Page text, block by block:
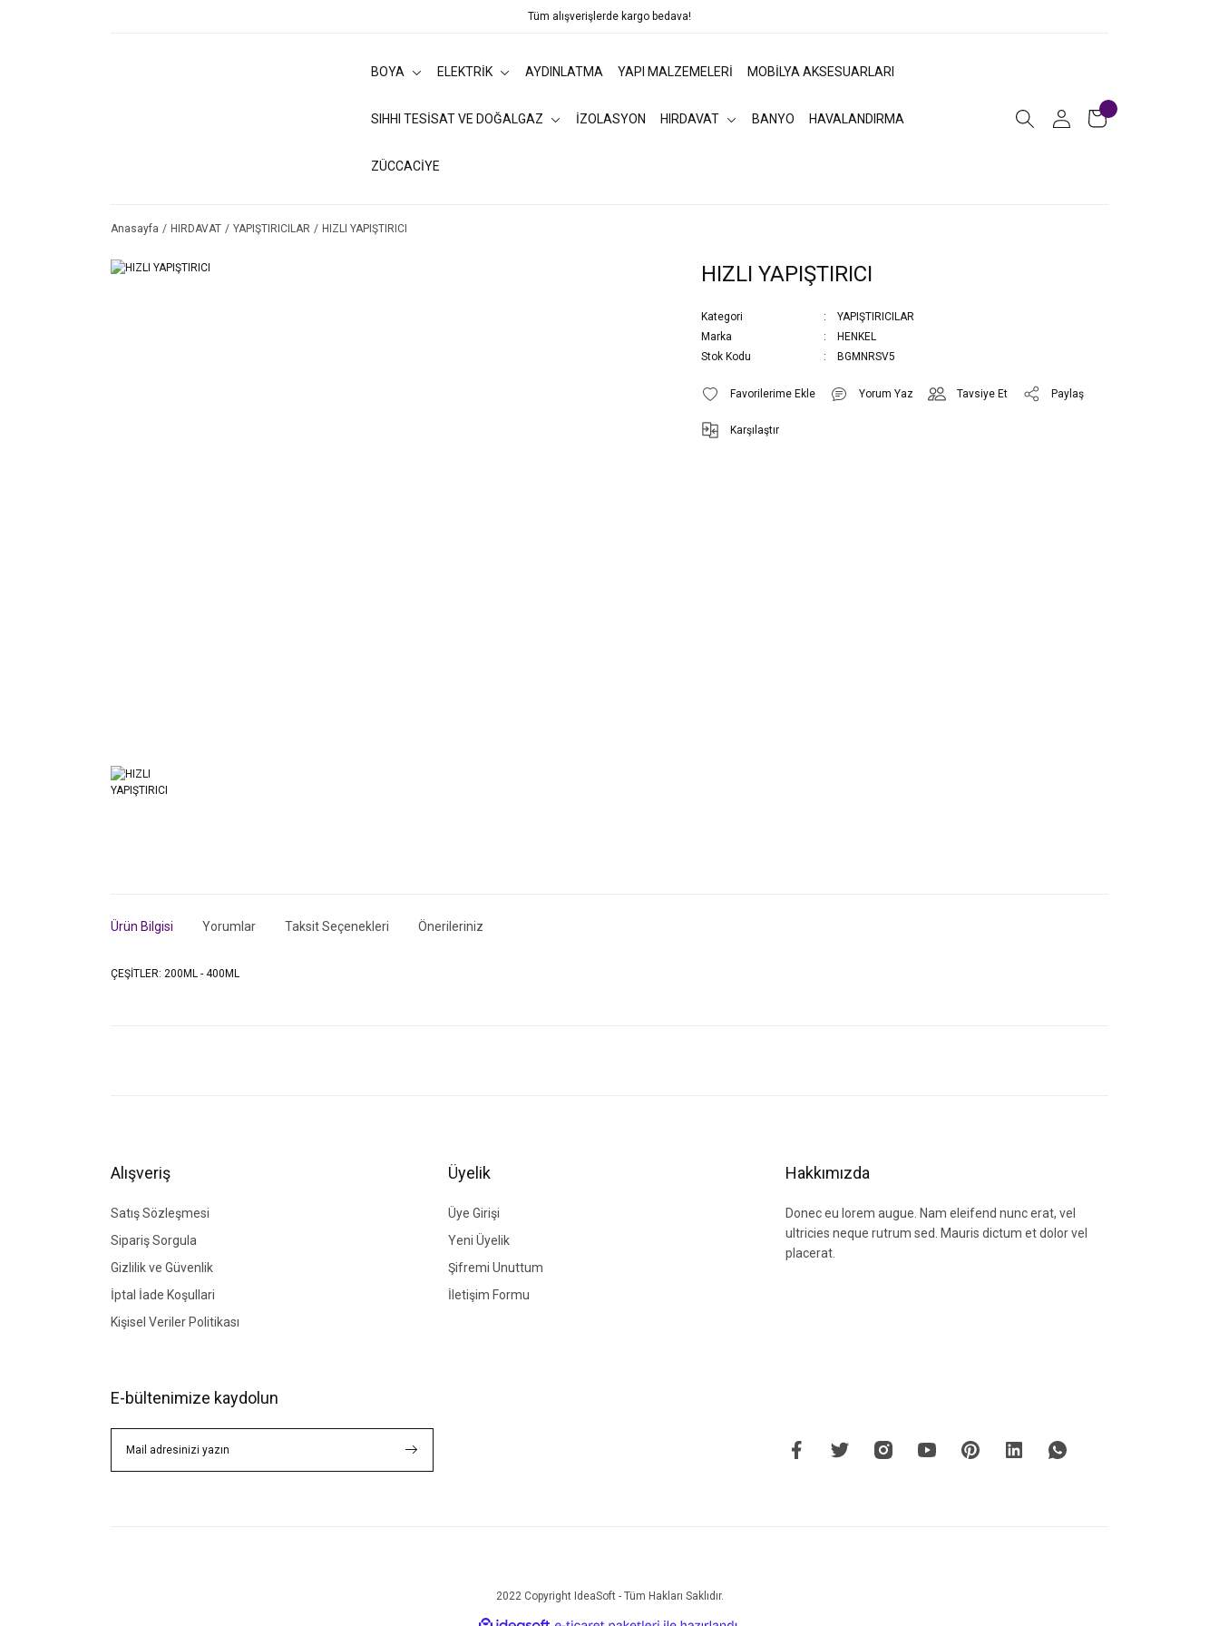
Tüm alışverişlerde kargo bedava!
BOYA ELEKTRİK AYDINLATMA YAPI MALZEMELERİ MOBİLYA AKSESUARLARI
SIHHI TESİSAT VE DOĞALGAZ İZOLASYON HIRDAVAT BANYO HAVALANDIRMA
ZÜCCACİYE
Anasayfa HIRDAVAT YAPIŞTIRICILAR HIZLI YAPIŞTIRICI
HIZLI YAPIŞTIRICI
Kategori
YAPIŞTIRICILAR
Marka
HENKEL
Stok Kodu
BGMNRSV5
Yorum Yaz Tavsiye Et Paylaş
Karşılaştır
Ürün Bilgisi Yorumlar Taksit Seçenekleri Önerileriniz
ÇEŞİTLER: 200ML - 400ML
Ürün fiyatı diğer sitelerden daha pahalı.
Bu ürüne benzer farklı alternatifler olmalı.
Alışveriş
Satış Sözleşmesi
Sipariş Sorgula
Gizlilik ve Güvenlik
İptal İade Koşullari
Kişisel Veriler Politikası
Üyelik
Üye Girişi
Yeni Üyelik
Şifremi Unuttum
İletişim Formu
Hakkımızda
Donec eu lorem augue. Nam eleifend nunc erat, vel
ultricies neque rutrum sed. Mauris dictum et dolor vel
placerat.
E-bültenimize kaydolun
2022 Copyright IdeaSoft - Tüm Hakları Saklıdır.